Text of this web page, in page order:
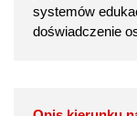
systemów
doświadczenie